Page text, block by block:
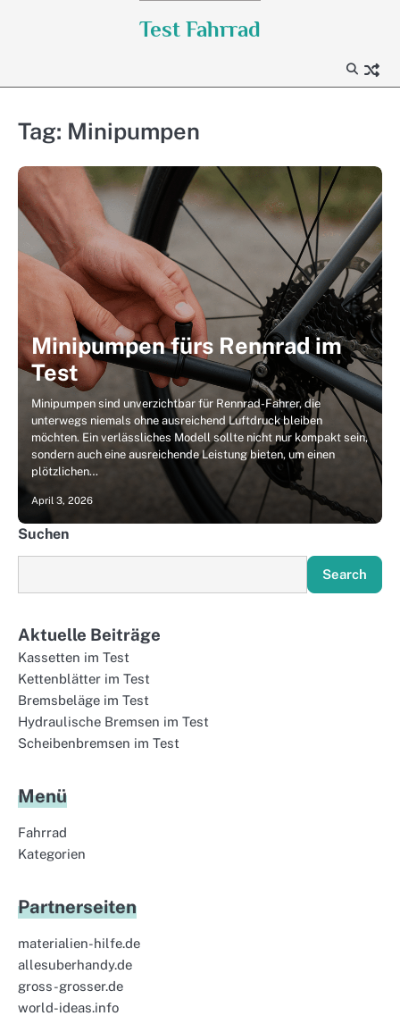
Test Fahrrad
Tag: Minipumpen
Minipumpen fürs Rennrad im
Test
Minipumpen sind unverzichtbar für Rennrad-Fahrer, die
unterwegs niemals ohne ausreichend Luftdruck bleiben
möchten. Ein verlässliches Modell sollte nicht nur kompakt sein,
sondern auch eine ausreichende Leistung bieten, um einen
plötzlichen…
April 3, 2026
Suchen
Search
Aktuelle Beiträge
Kassetten im Test
Kettenblätter im Test
Bremsbeläge im Test
Hydraulische Bremsen im Test
Scheibenbremsen im Test
Menü
Fahrrad
Kategorien
Partnerseiten
materialien-hilfe.de
allesuberhandy.de
gross-grosser.de
world-ideas.info